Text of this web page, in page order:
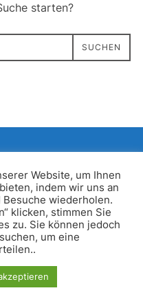
starten?
SUCHEN
von WPZOOM
Website, um Ihnen
indem wir uns an
wiederholen.
klicken, stimmen Sie
zu. Sie können jedoch
um eine